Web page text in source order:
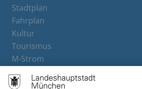
Stadtplan
Fahrplan
Kultur
Tourismus
M-Strom
Hotels